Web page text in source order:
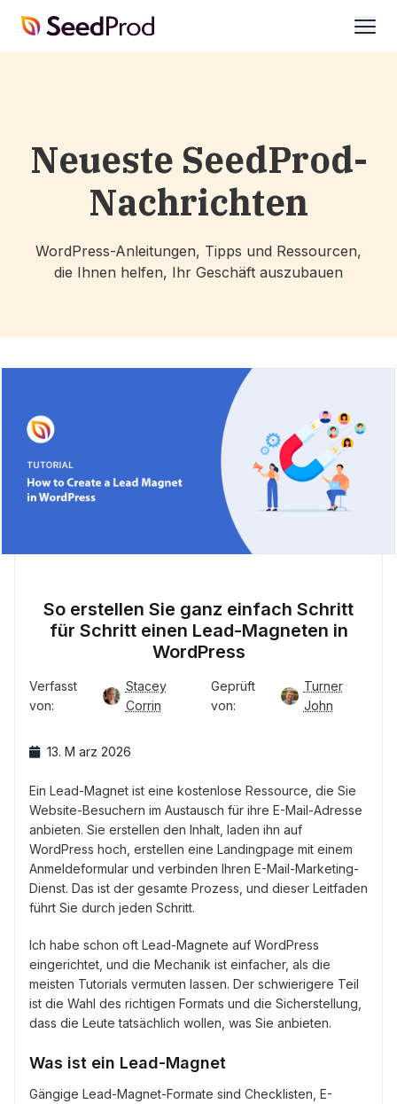
SeedProd
Neueste SeedProd-
Nachrichten
WordPress-Anleitungen, Tipps und Ressourcen,
die Ihnen helfen, Ihr Geschäft auszubauen
So erstellen Sie ganz einfach Schritt
für Schritt einen Lead-Magneten in
WordPress
Verfasst
von:
Stacey
Corrin
Geprüft
von:
Turner
John
13. M arz 2026
Ein Lead-Magnet ist eine kostenlose Ressource, die Sie
Website-Besuchern im Austausch für ihre E-Mail-Adresse
anbieten. Sie erstellen den Inhalt, laden ihn auf
WordPress hoch, erstellen eine Landingpage mit einem
Anmeldeformular und verbinden Ihren E-Mail-Marketing-
Dienst. Das ist der gesamte Prozess, und dieser Leitfaden
führt Sie durch jeden Schritt.
Ich habe schon oft Lead-Magnete auf WordPress
eingerichtet, und die Mechanik ist einfacher, als die
meisten Tutorials vermuten lassen. Der schwierigere Teil
ist die Wahl des richtigen Formats und die Sicherstellung,
dass die Leute tatsächlich wollen, was Sie anbieten.
Was ist ein Lead-Magnet
Gängige Lead-Magnet-Formate sind Checklisten, E-